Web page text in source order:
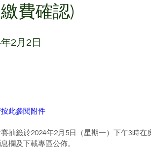
費確認)
2月2日
此參閱附件
抽籤於2024年2月5日（星期一）下午3時
欄及下載專區公佈。